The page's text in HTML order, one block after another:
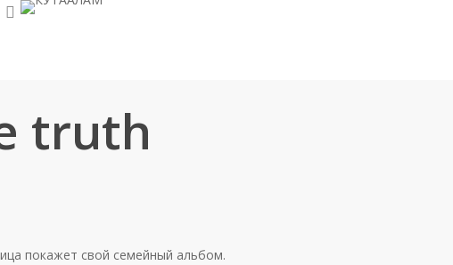
search
truth
покажет свой семейный альбом.